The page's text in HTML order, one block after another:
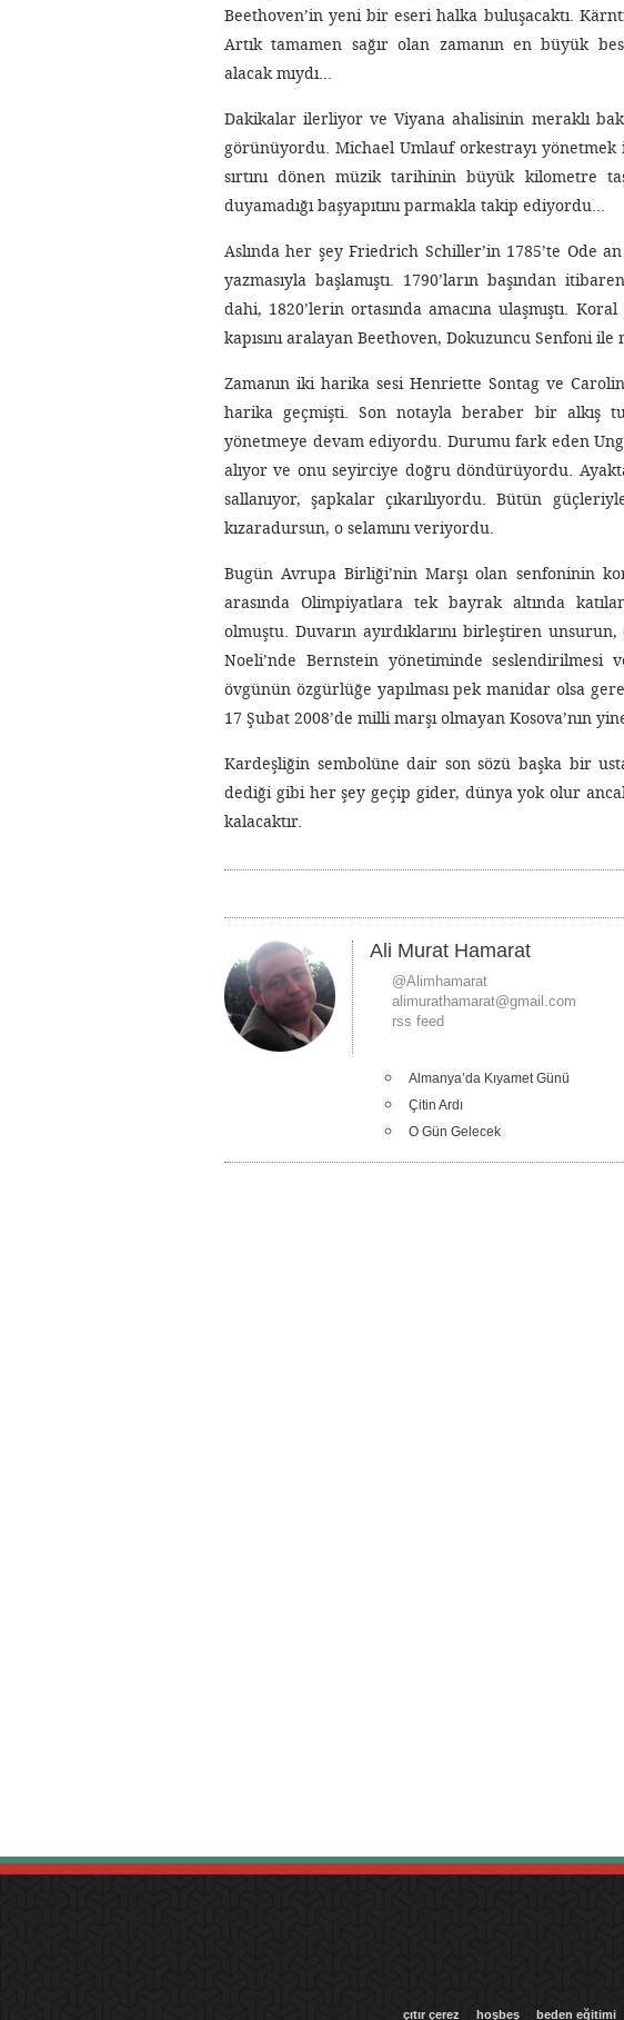
Beethoven’in yeni bir eseri halka buluşacaktı.
Artık tamamen sağır olan zamanın en büyük
alacak mıydı…
Dakikalar ilerliyor ve Viyana ahalisinin meraklı
görünüyordu. Michael Umlauf orkestrayı
sırtını dönen müzik tarihinin büyük kilometre
duyamadığı başyapıtını parmakla takip ediyordu…
Aslında her şey Friedrich Schiller’in 1785’te Ode
yazmasıyla başlamıştı. 1790’ların başından
dahi, 1820’lerin ortasında amacına ulaşmıştı.
kapısını aralayan Beethoven, Dokuzuncu Senfoni ile
Zamanın iki harika sesi Henriette Sontag ve
harika geçmişti. Son notayla beraber bir alkış
yönetmeye devam ediyordu. Durumu fark eden
alıyor ve onu seyirciye doğru döndürüyordu.
sallanıyor, şapkalar çıkarılıyordu. Bütün
kızaradursun, o selamını veriyordu.
Bugün Avrupa Birliği’nin Marşı olan senfoninin
arasında Olimpiyatlara tek bayrak altında
olmuştu. Duvarın ayırdıklarını birleştiren unsurun,
Noeli’nde Bernstein yönetiminde seslendirilmesi
övgünün özgürlüğe yapılması pek manidar olsa
17 Şubat 2008’de milli marşı olmayan Kosova’nın
Kardeşliğin sembolüne dair son sözü başka bir
dediği gibi her şey geçip gider, dünya yok olur
kalacaktır.
Ali Murat Hamarat
@Alimhamarat
alimurathamarat@gmail.com
rss feed
Almanya’da Kıyamet Günü
Çitin Ardı
O Gün Gelecek
çıtır çerez hoşbeş beden eğitimi